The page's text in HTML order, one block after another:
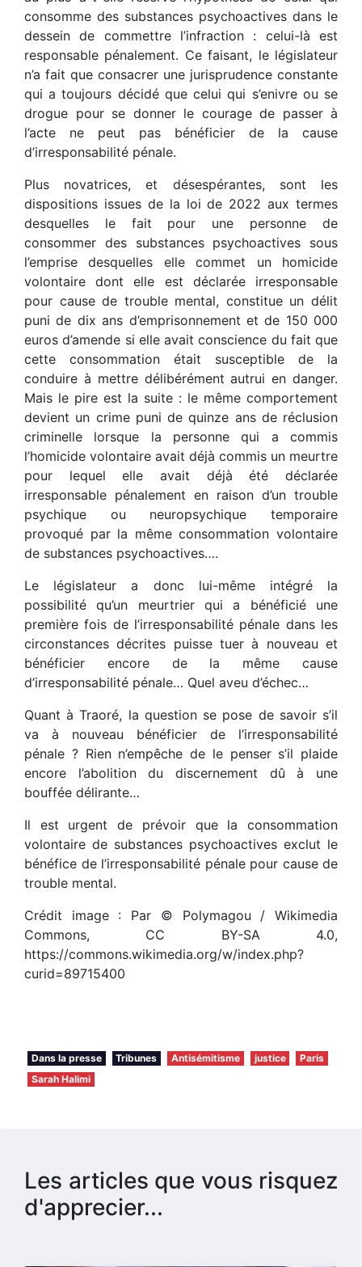
consomme des substances psychoactives dans le
dessein de commettre l’infraction : celui-là est
responsable pénalement. Ce faisant, le législateur
n’a fait que consacrer une jurisprudence constante
qui a toujours décidé que celui qui s’enivre ou se
drogue pour se donner le courage de passer à
l’acte ne peut pas bénéficier de la cause
d’irresponsabilité pénale.
Plus novatrices, et désespérantes, sont les
dispositions issues de la loi de 2022 aux termes
desquelles le fait pour une personne de
consommer des substances psychoactives sous
l’emprise desquelles elle commet un homicide
volontaire dont elle est déclarée irresponsable
pour cause de trouble mental, constitue un délit
puni de dix ans d’emprisonnement et de 150 000
euros d’amende si elle avait conscience du fait que
cette consommation était susceptible de la
conduire à mettre délibérément autrui en danger.
Mais le pire est la suite : le même comportement
devient un crime puni de quinze ans de réclusion
criminelle lorsque la personne qui a commis
l’homicide volontaire avait déjà commis un meurtre
pour lequel elle avait déjà été déclarée
irresponsable pénalement en raison d’un trouble
psychique ou neuropsychique temporaire
provoqué par la même consommation volontaire
de substances psychoactives….
Le législateur a donc lui-même intégré la
possibilité qu’un meurtrier qui a bénéficié une
première fois de l’irresponsabilité pénale dans les
circonstances décrites puisse tuer à nouveau et
bénéficier encore de la même cause
d’irresponsabilité pénale… Quel aveu d’échec…
Quant à Traoré, la question se pose de savoir s’il
va à nouveau bénéficier de l’irresponsabilité
pénale ? Rien n’empêche de le penser s’il plaide
encore l’abolition du discernement dû à une
bouffée délirante…
Il est urgent de prévoir que la consommation
volontaire de substances psychoactives exclut le
bénéfice de l’irresponsabilité pénale pour cause de
trouble mental.
Crédit image : Par © Polymagou / Wikimedia
Commons, CC BY-SA 4.0,
https://commons.wikimedia.org/w/index.php?
curid=89715400
Dans la presse Tribunes Antisémitisme justice
Paris
Sarah Halimi
Les articles que vous risquez
d'apprecier...